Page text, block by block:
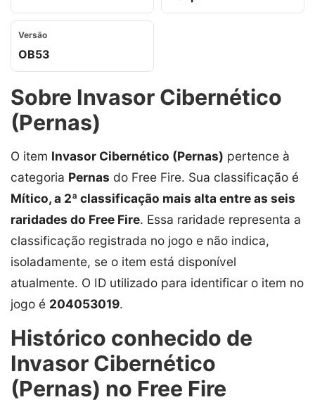
Versão
OB53
Sobre Invasor Cibernético
(Pernas)
O item Invasor Cibernético (Pernas) pertence à
categoria Pernas do Free Fire. Sua classificação é
Mítico, a 2ª classificação mais alta entre as seis
raridades do Free Fire. Essa raridade representa a
classificação registrada no jogo e não indica,
isoladamente, se o item está disponível
atualmente. O ID utilizado para identificar o item no
jogo é 204053019.
Histórico conhecido de
Invasor Cibernético
(Pernas) no Free Fire